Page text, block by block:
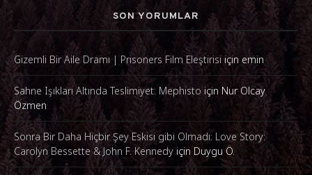
SON YORUMLAR
Gizemli Bir Aile Dramı | Prisoners Film Eleştirisi için emin
Sahne Işıkları Altında Teslimiyet: Mephisto için Nur Olcay
Özmen
Sonra Bir Daha Hiçbir Şey Eskisi gibi Olmadı: Love Story:
Carolyn Bessette & John F. Kennedy için Duygu Ö.